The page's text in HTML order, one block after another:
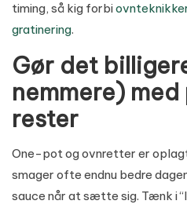
timing, så kig forbi
gratinering.
Gør det
nemmere)
rester
One-pot og ovnretter er
smager ofte endnu bedre
sauce når at sætte sig. Tænk i